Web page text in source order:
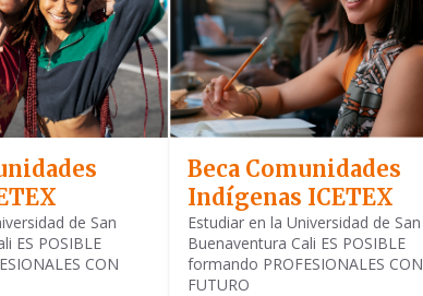
de San
ES POSIBLE
CON
Beca Comunidades
Indígenas ICETEX
Estudiar en la Universidad de San
Buenaventura Cali ES POSIBLE
formando PROFESIONALES CON
FUTURO